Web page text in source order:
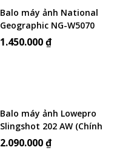
Balo máy ảnh National
Geographic NG-W5070
(Chính hãng)
1.450.000 ₫
Balo máy ảnh Lowepro
Slingshot 202 AW (Chính
Hãng)
2.090.000 ₫